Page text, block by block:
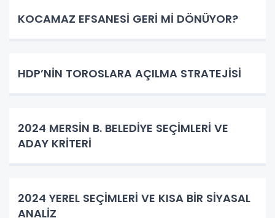
KOCAMAZ EFSANESİ GERİ Mİ DÖNÜYOR?
HDP’NİN TOROSLARA AÇILMA STRATEJİSİ
2024 MERSİN B. BELEDİYE SEÇİMLERİ VE
ADAY KRİTERİ
2024 YEREL SEÇİMLERİ VE KISA BİR SİYASAL
ANALİZ